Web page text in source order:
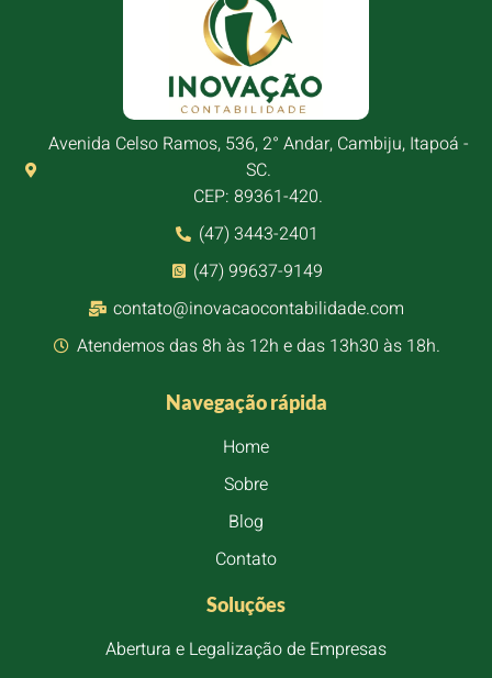
Avenida Celso Ramos, 536, 2° Andar, Cambiju, Itapoá -
SC.
CEP: 89361-420.
(47) 3443-2401
(47) 99637-9149
contato@inovacaocontabilidade.com
Atendemos das 8h às 12h e das 13h30 às 18h.
Navegação rápida
Home
Sobre
Blog
Contato
Soluções
Abertura e Legalização de Empresas